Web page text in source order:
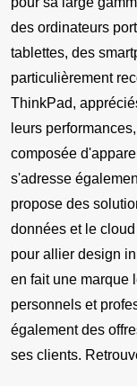
des ordinateurs
tablettes, des
particulièrement
ThinkPad,
leurs
composée
s'adresse
propose des
données et le
pour allier design
en fait une marque
personnels et
également des
ses clients.